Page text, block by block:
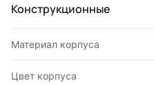
Конструкционные
Материал корпуса
Цвет корпуса